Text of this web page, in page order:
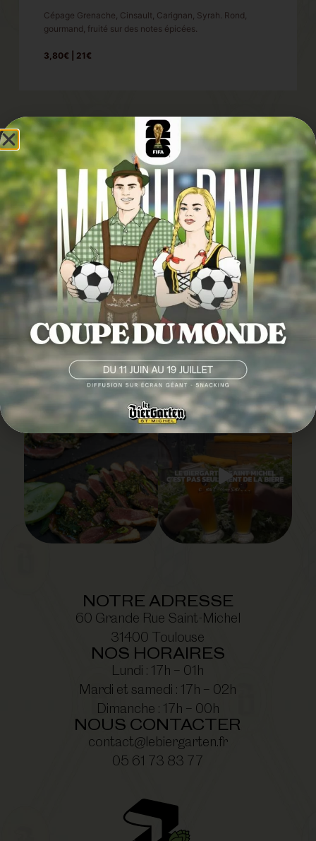
Cépage Grenache, Cinsault, Carignan, Syrah. Rond,
gourmand, fruité sur des notes épicées.
3,80€ | 21€
SUIVEZ-NOUS EN
IMAGE
@LEBIERGARTENSAINTMICHEL
NOTRE ADRESSE
60 Grande Rue Saint-Michel
31400 Toulouse
NOS HORAIRES
Lundi : 17h – 01h
Mardi et samedi : 17h – 02h
Dimanche : 17h – 00h
NOUS CONTACTER
contact@lebiergarten.fr
05 61 73 83 77